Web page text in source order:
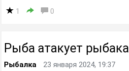
1 0
Рыба атакует рыбака
Рыбалка 23 января 2024, 19:37